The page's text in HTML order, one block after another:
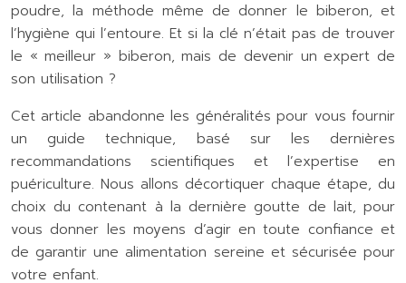
poudre, la méthode même de donner le biberon, et
l’hygiène qui l’entoure. Et si la clé n’était pas de trouver
le « meilleur » biberon, mais de devenir un expert de
son utilisation ?
Cet article abandonne les généralités pour vous fournir
un guide technique, basé sur les dernières
recommandations scientifiques et l’expertise en
puériculture. Nous allons décortiquer chaque étape, du
choix du contenant à la dernière goutte de lait, pour
vous donner les moyens d’agir en toute confiance et
de garantir une alimentation sereine et sécurisée pour
votre enfant.